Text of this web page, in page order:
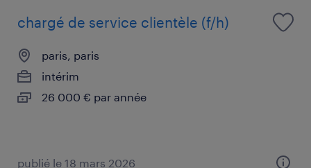
chargé de service clientèle (f/h)
paris, paris
intérim
26 000 € par année
publié le 18 mars 2026